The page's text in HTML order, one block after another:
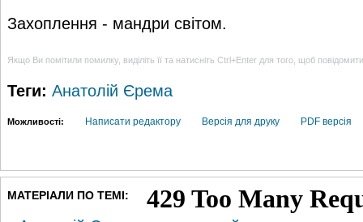
Захоплення - мандри світом.
Якщо Ви помітили помилку, виділіть її та натисніть Ctrl+Enter для того, щоб
Теги: Анатолій Єрема
Можливості: Написати редактору Версія для друку PDF версія
МАТЕРІАЛИ ПО ТЕМІ: